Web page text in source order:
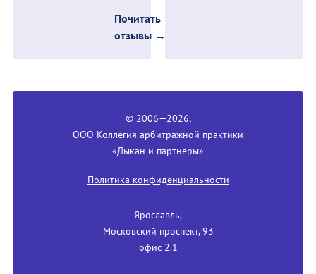
Почитать
отзывы →
© 2006—2026,
ООО Коллегия арбитражной практики
«Дыкан и партнеры»
Политика конфиденциальности
Ярославль,
Московский проспект, 93
офис 2.1